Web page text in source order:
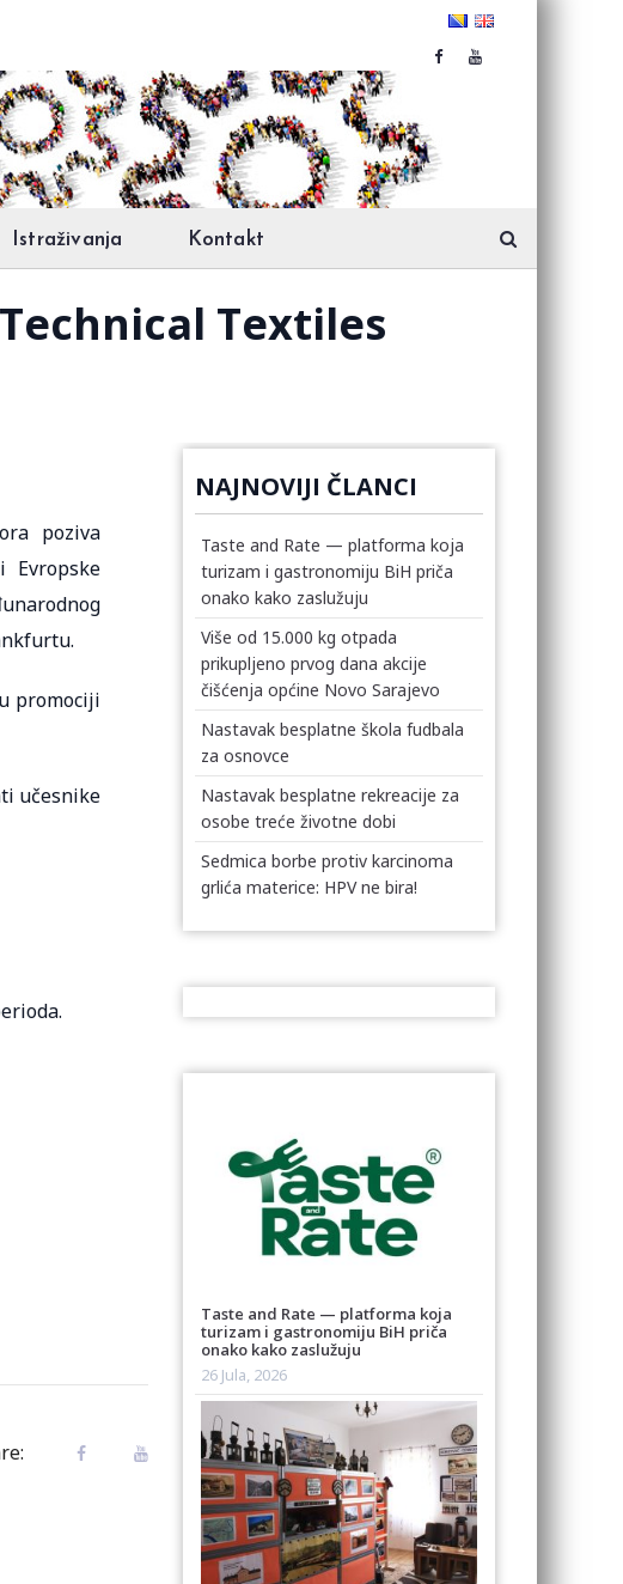
Istraživanja Kontakt
Textiles
poziva
Evropske
promociji
učesnike
NAJNOVIJI ČLANCI
Taste and Rate — platforma koja
turizam i gastronomiju BiH priča
onako kako zaslužuju
Više od 15.000 kg otpada
prikupljeno prvog dana akcije
čišćenja općine Novo Sarajevo
Nastavak besplatne škola fudbala
za osnovce
Nastavak besplatne rekreacije za
osobe treće životne dobi
Sedmica borbe protiv karcinoma
grlića materice: HPV ne bira!
Taste and Rate — platforma koja
turizam i gastronomiju BiH priča
onako kako zaslužuju
26 Jula, 2026